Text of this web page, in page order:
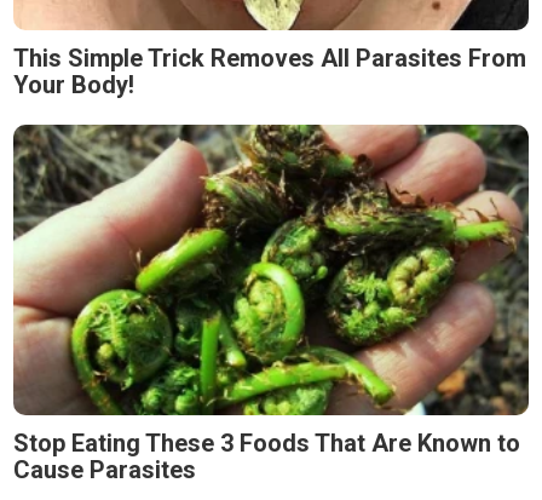
This Simple Trick Removes All Parasites From
Your Body!
Stop Eating These 3 Foods That Are Known to
Cause Parasites